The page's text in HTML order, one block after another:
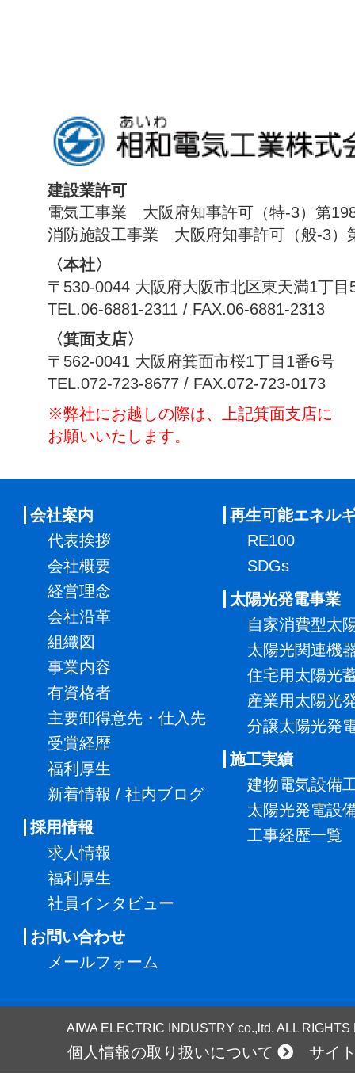
建設業許可
電気工事業 大阪府知事許可（特-3）第
消防施設工事業 大阪府知事許可（般-3）
〈本社〉
〒530-0044 大阪府大阪市北区東天満1丁目
TEL.06-6881-2311 / FAX.06-6881-2313
〈箕面支店〉
〒562-0041 大阪府箕面市桜1丁目1番6号
TEL.072-723-8677 / FAX.072-723-0173
※弊社にお越しの際は、上記箕面支店に
お願いいたします。
会社案内
代表挨拶
会社概要
経営理念
会社沿革
組織図
事業内容
有資格者
主要卸得意先・仕入先
受賞経歴
福利厚生
新着情報 / 社内ブログ
採用情報
求人情報
福利厚生
社員インタビュー
お問い合わせ
メールフォーム
再生可能エネル
RE100
SDGs
太陽光発電事業
自家消費型太
太陽光関連機
住宅用太陽光
産業用太陽光
分譲太陽光発
施工実績
建物電気設備
太陽光発電設
工事経歴一覧
AIWA ELECTRIC INDUSTRY co.,ltd. ALL
個人情報の取り扱いについて サイ